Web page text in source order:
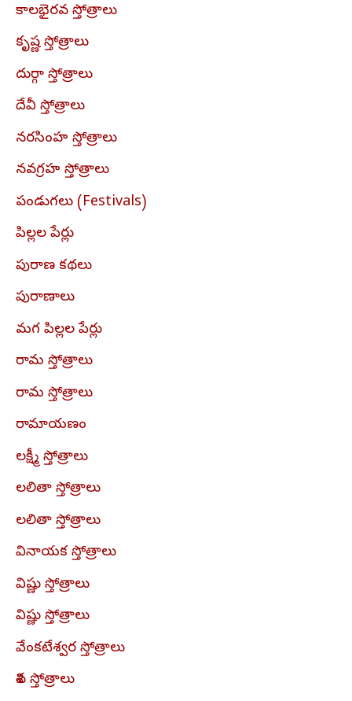
కాలభైరవ స్తోత్రాలు
కృష్ణ స్తోత్రాలు
దుర్గా స్తోత్రాలు
దేవీ స్తోత్రాలు
నరసింహ స్తోత్రాలు
నవగ్రహ స్తోత్రాలు
పండుగలు (Festivals)
పిల్లల పేర్లు
పురాణ కథలు
పురాణాలు
మగ పిల్లల పేర్లు
రామ స్తోత్రాలు
రామ స్తోత్రాలు
రామాయణం
లక్ష్మీ స్తోత్రాలు
లలితా స్తోత్రాలు
లలితా స్తోత్రాలు
వినాయక స్తోత్రాలు
విష్ణు స్తోత్రాలు
విష్ణు స్తోత్రాలు
వేంకటేశ్వర స్తోత్రాలు
శివ స్తోత్రాలు